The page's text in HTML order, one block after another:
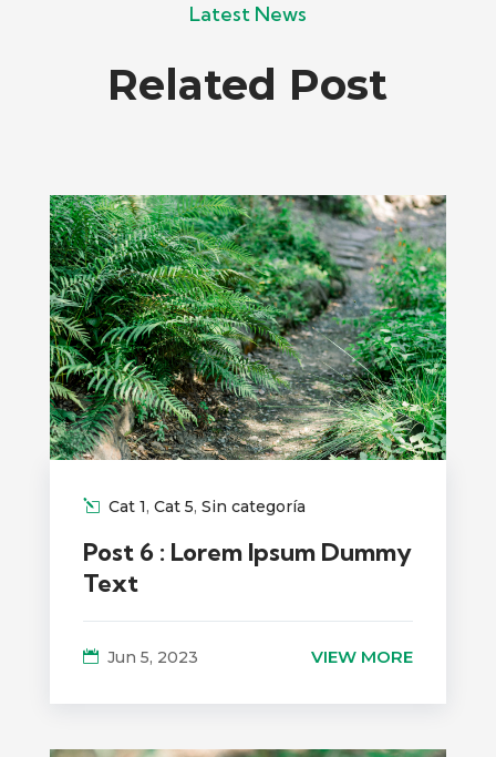
Latest News
Related Post
Cat 1, Cat 5, Sin categoría
Post 6 : Lorem Ipsum Dummy
Text
Jun 5, 2023 VIEW MORE